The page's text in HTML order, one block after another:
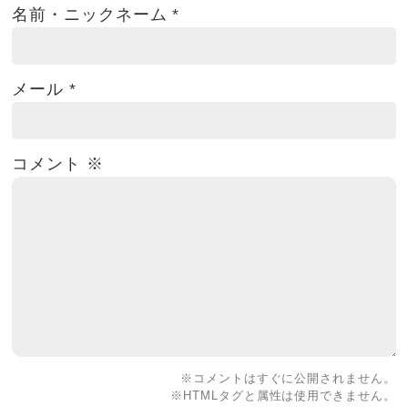
名前・ニックネーム*
メール*
コメント ※
※コメントはすぐに公開されません。
※HTMLタグと属性は使用できません。